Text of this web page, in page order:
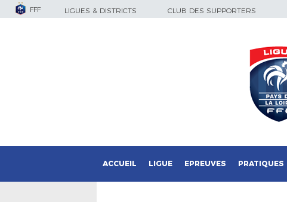
FFF LIGUES & DISTRICTS CLUB DES SUPPORTERS
ACCUEIL LIGUE EPREUVES PRATIQUES